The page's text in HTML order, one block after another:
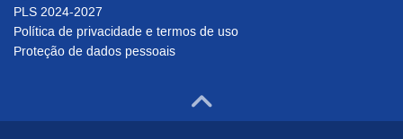
PLS 2024-2027
Política de privacidade e termos de uso
Proteção de dados pessoais
Ir para o